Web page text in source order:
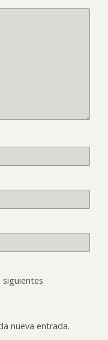
siguientes
nueva entrada.